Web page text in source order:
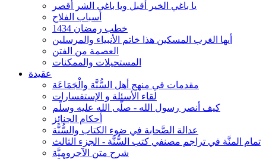
يا باغي الخير أقبل ويا باغي الشر أقصر
أسباب الفلاح
خطب رمضان 1434
أيها الغرب المسكين هذا خاتم الأنبياء والمرسلين
العصمة من الفتن
المستحيلات والممكنات
عقيدة
مقدمات في منهج أهل السُّنَّة والْجَمَاعَة
لقاء الأسئلة و الإستفسارات
كيف أنصر رسول الله - صلّى الله عليه وسلّم
أحكام الجنائِز
عدالة الصَّحابة في ضوء الكتاب والسُّنَّة
تمام المنَّة في تراجم مصنفي كتب السُّنَّة - الجزء الثالث
شرح متن الآجروميَّة